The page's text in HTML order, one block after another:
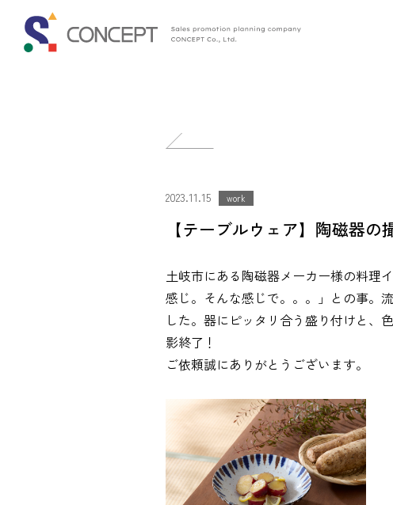
投
ナ
ビ
ゲ
ー
シ
ョ
2023.11.15 work
【テーブルウェア】陶磁器の
土岐市にある陶磁器メーカー様の料理
感じ。そんな感じで。。。」との事。
した。器にピッタリ合う盛り付けと、
影終了！
ご依頼誠にありがとうございます。